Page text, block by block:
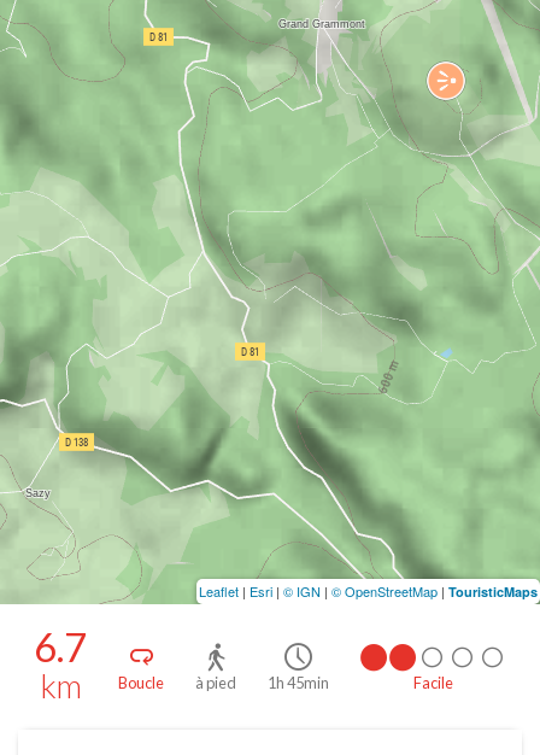
6.7
km Boucle à pied 1h 45min Facile
Leaflet | Esri | © IGN | © OpenStreetMap | TouristicMaps